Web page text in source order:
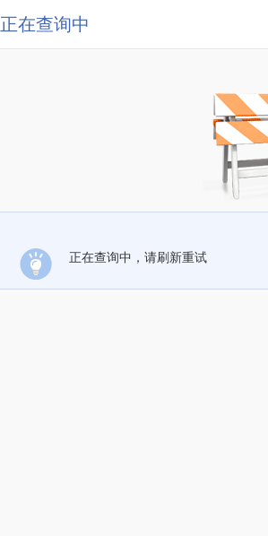
正在查询中
正在查询中，请刷新重试